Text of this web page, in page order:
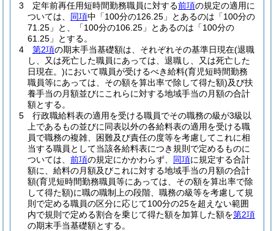
3
定年前再任用短時間勤務職員に対する前項の規定の適用に
ついては、 同項中「100分の126.25」とあるのは「100分の
71.25」と、「100分の106.25」とあるのは「100分の
61.25」とする。
4
第2項の期末手当基礎額は、それぞれその基準日現在(退職
し、又は死亡した職員にあっては、退職し、又は死亡した
日現在。)において職員が受けるべき給料(育児短時間勤務
職員等にあっては、その額を算出率で除して得た額)及び扶
養手当の月額並びにこれらに対する地域手当の月額の合計
額とする。
5
行政職給料表の適用を受ける職員でその職務の級が3級以
上であるもの並びに同表以外の各給料表の適用を受ける職
員で職務の複雑、困難及び責任の度等を考慮してこれに相
当する職員として当該各給料表につき規則で定めるものに
ついては、 前項の規定にかかわらず、 同項に規定する合計
額に、給料の月額及びこれに対する地域手当の月額の合計
額(育児短時間勤務職員等にあっては、その額を算出率で除
して得た額)に職の職制上の段階、職務の級等を考慮して規
則で定める職員の区分に応じて100分の25を超えない範囲
内で規則で定める割合を乗じて得た額を加算した額を第2項
の期末手当基礎額とする。